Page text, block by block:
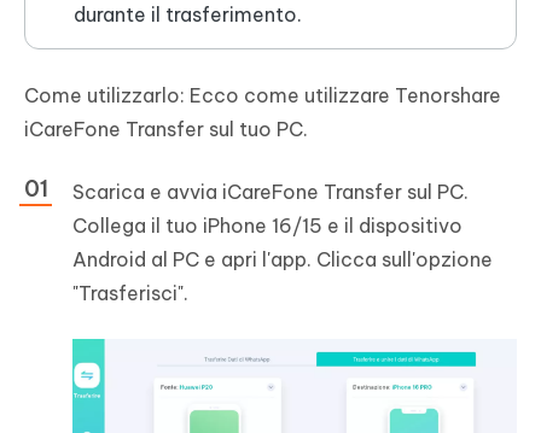
durante il trasferimento.
Come utilizzarlo: Ecco come utilizzare Tenorshare
iCareFone Transfer sul tuo PC.
Scarica e avvia iCareFone Transfer sul PC.
Collega il tuo iPhone 16/15 e il dispositivo
Android al PC e apri l'app. Clicca sull'opzione
"Trasferisci".